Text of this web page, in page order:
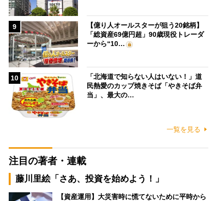
9
【億り人オールスターが狙う20銘柄】
「総資産69億円超」90歳現役トレーダ
ーから“10…
10
「北海道で知らない人はいない！」道
民熱愛のカップ焼きそば「やきそば弁
当」、最大の…
一覧を見る
注目の著者・連載
藤川里絵「さあ、投資を始めよう！」
【資産運用】大災害時に慌てないために平時から